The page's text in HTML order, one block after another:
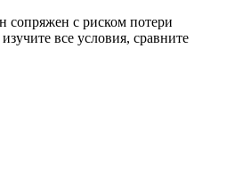
сопряжен с риском потери
все условия, сравните